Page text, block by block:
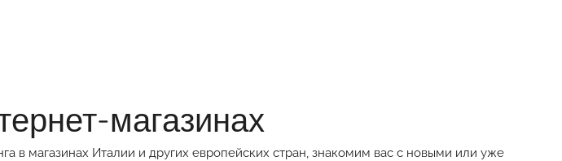
магазинах
в магазинах Италии и других европейских стран, знакомим вас с новыми или уже